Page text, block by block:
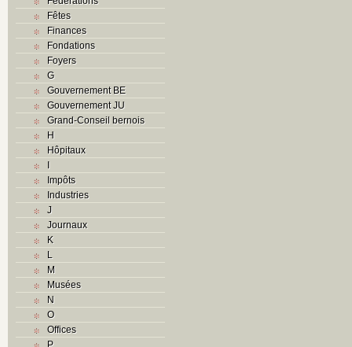
Fêtes
Finances
Fondations
Foyers
G
Gouvernement BE
Gouvernement JU
Grand-Conseil bernois
H
Hôpitaux
I
Impôts
Industries
J
Journaux
K
L
M
Musées
N
O
Offices
P